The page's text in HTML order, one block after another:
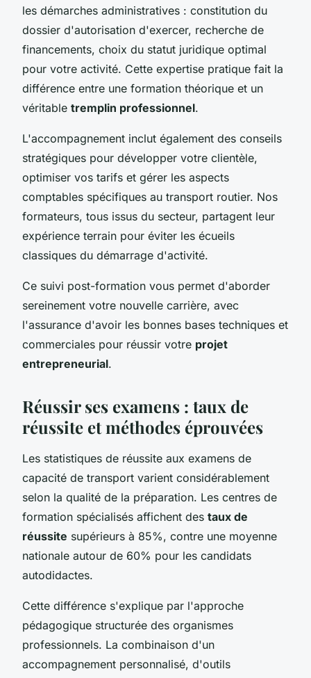
les démarches administratives : constitution du
dossier d'autorisation d'exercer, recherche de
financements, choix du statut juridique optimal
pour votre activité. Cette expertise pratique fait la
différence entre une formation théorique et un
véritable tremplin professionnel.
L'accompagnement inclut également des conseils
stratégiques pour développer votre clientèle,
optimiser vos tarifs et gérer les aspects
comptables spécifiques au transport routier. Nos
formateurs, tous issus du secteur, partagent leur
expérience terrain pour éviter les écueils
classiques du démarrage d'activité.
Ce suivi post-formation vous permet d'aborder
sereinement votre nouvelle carrière, avec
l'assurance d'avoir les bonnes bases techniques et
commerciales pour réussir votre projet
entrepreneurial.
Réussir ses examens : taux de
réussite et méthodes éprouvées
Les statistiques de réussite aux examens de
capacité de transport varient considérablement
selon la qualité de la préparation. Les centres de
formation spécialisés affichent des taux de
réussite supérieurs à 85%, contre une moyenne
nationale autour de 60% pour les candidats
autodidactes.
Cette différence s'explique par l'approche
pédagogique structurée des organismes
professionnels. La combinaison d'un
accompagnement personnalisé, d'outils